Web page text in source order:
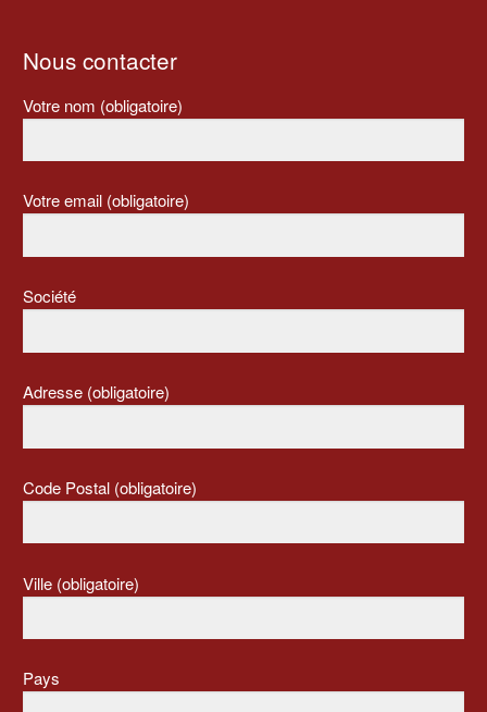
Nous contacter
Votre nom (obligatoire)
Votre email (obligatoire)
Société
Adresse (obligatoire)
Code Postal (obligatoire)
Ville (obligatoire)
Pays